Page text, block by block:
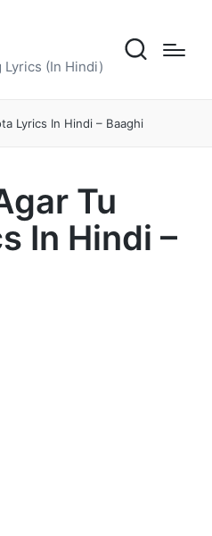
Lyrics (In Hindi)
Lyrics In Hindi – Baaghi
Tu
In Hindi –